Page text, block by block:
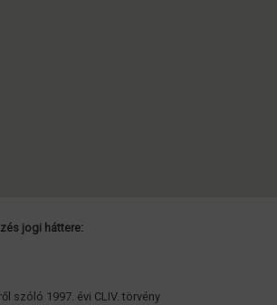
jogi háttere:
szóló 1997. évi CLIV. törvény